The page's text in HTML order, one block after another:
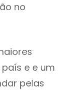
no
e e um
pelas